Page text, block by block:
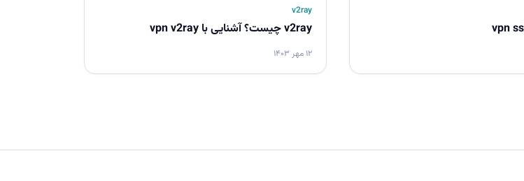
v2ray
v2ray چیست؟ آشنایی با vpn v2ray
۱۲ مهر ۱۴۰۳